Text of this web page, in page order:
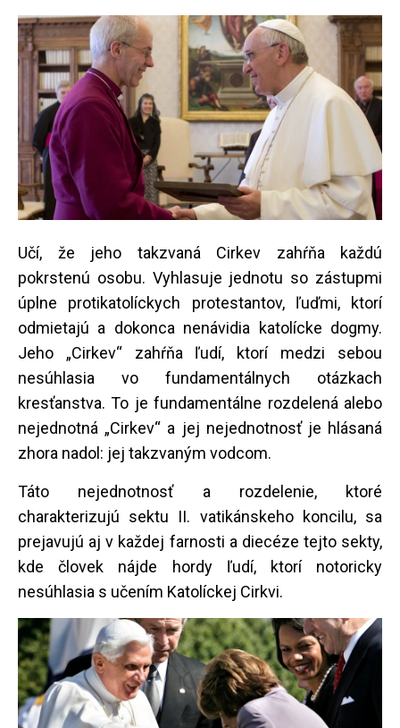
Učí, že jeho takzvaná Cirkev zahŕňa každú
pokrstenú osobu. Vyhlasuje jednotu so zástupmi
úplne protikatolíckych protestantov, ľuďmi, ktorí
odmietajú a dokonca nenávidia katolícke dogmy.
Jeho „Cirkev“ zahŕňa ľudí, ktorí medzi sebou
nesúhlasia vo fundamentálnych otázkach
kresťanstva. To je fundamentálne rozdelená alebo
nejednotná „Cirkev“ a jej nejednotnosť je hlásaná
zhora nadol: jej takzvaným vodcom.
Táto nejednotnosť a rozdelenie, ktoré
charakterizujú sektu II. vatikánskeho koncilu, sa
prejavujú aj v každej farnosti a diecéze tejto sekty,
kde človek nájde hordy ľudí, ktorí notoricky
nesúhlasia s učením Katolíckej Cirkvi.